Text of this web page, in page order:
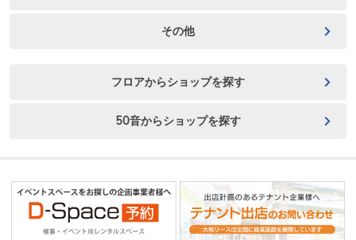
その他
フロアからショップを探す
50音からショップを探す